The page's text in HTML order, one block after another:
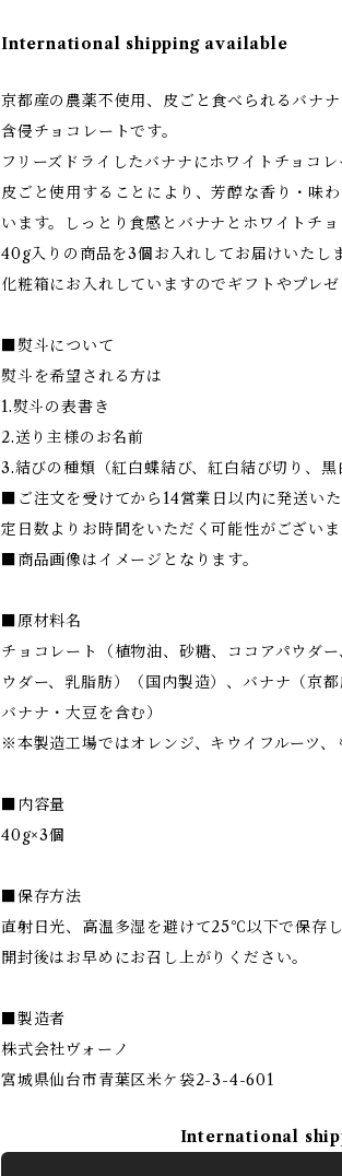
International shipping available
京都産の農薬不使用、皮ごと食べられるバナ
含侵チョコレートです。
フリーズドライしたバナナにホワイトチョコレ
皮ごと使用することにより、芳醇な香り・味
います。しっとり食感とバナナとホワイトチ
40g入りの商品を3個お入れしてお届けいたしま
化粧箱にお入れしていますのでギフトやプレ
■熨斗について
熨斗を希望される方は
1.熨斗の表書き
2.送り主様のお名前
3.結びの種類（紅白蝶結び、紅白結び切り、黒
■ご注文を受けてから14営業日以内に発送い
定日数よりお時間をいただく可能性がございま
■商品画像はイメージとなります。
■原材料名
チョコレート（植物油、砂糖、ココアパウダ
ウダー、乳脂肪）（国内製造）、バナナ（京
バナナ・大豆を含む）
※本製造工場ではオレンジ、キウイフルーツ、
■内容量
40g×3個
■保存方法
直射日光、高温多湿を避けて25℃以下で保存し
開封後はお早めにお召し上がりください。
■製造者
株式会社ヴォーノ
宮城県仙台市青葉区米ケ袋2-3-4-601
International